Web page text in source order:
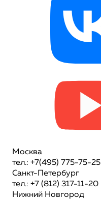
Москва
тел.: +7(495) 775-75-25
Санкт-Петербург
тел.: +7 (812) 317-11-20
Нижний Новгород